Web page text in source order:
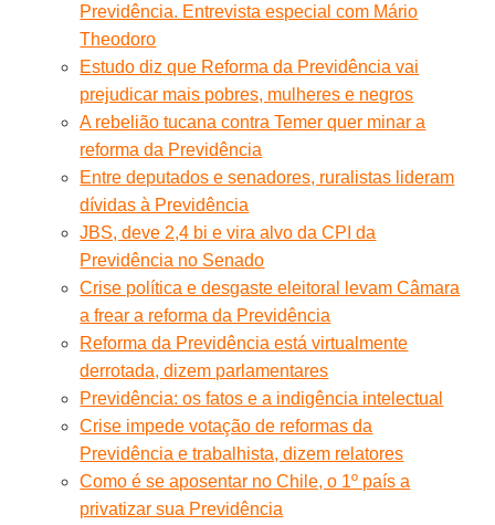
Previdência. Entrevista especial com Mário
Theodoro
Estudo diz que Reforma da Previdência vai
prejudicar mais pobres, mulheres e negros
A rebelião tucana contra Temer quer minar a
reforma da Previdência
Entre deputados e senadores, ruralistas lideram
dívidas à Previdência
JBS, deve 2,4 bi e vira alvo da CPI da
Previdência no Senado
Crise política e desgaste eleitoral levam Câmara
a frear a reforma da Previdência
Reforma da Previdência está virtualmente
derrotada, dizem parlamentares
Previdência: os fatos e a indigência intelectual
Crise impede votação de reformas da
Previdência e trabalhista, dizem relatores
Como é se aposentar no Chile, o 1º país a
privatizar sua Previdência